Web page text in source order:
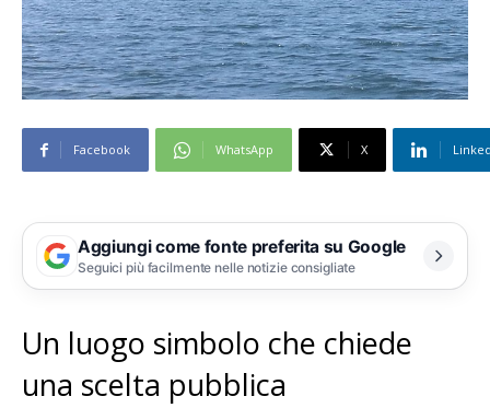
Facebook WhatsApp X
Aggiungi come fonte preferita su Google
Seguici più facilmente nelle notizie consigliate
Un luogo simbolo che chiede
una scelta pubblica